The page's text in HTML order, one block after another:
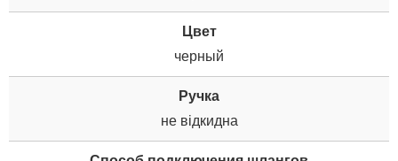
Цвет
черный
Ручка
не відкидна